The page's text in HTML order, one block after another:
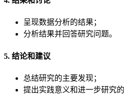
呈现数据分析的结果；
分析结果并回答研究问题。
5. 结论和建议
总结研究的主要发现；
提出实践意义和进一步研究的